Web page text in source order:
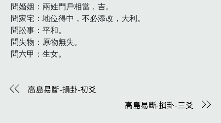
問婚姻：兩姓門戶相當，吉。
問家宅：地位得中，不必添改，大利。
問訟事：平和。
問失物：原物無失。
問六甲：生女。
高島易斷-損卦-初爻
高島易斷-損卦-三爻